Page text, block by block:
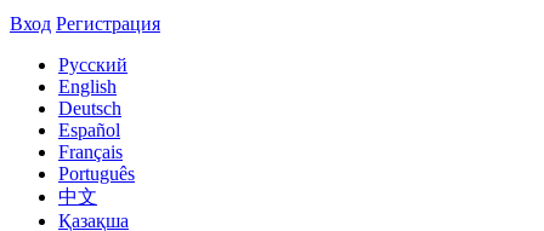
Вход Регистрация
Русский
English
Deutsch
Español
Français
Português
中文
Қазақша